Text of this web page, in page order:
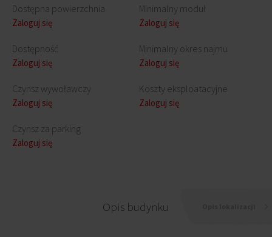
Dostępna powierzchnia
Zaloguj się
Dostępność
Zaloguj się
Czynsz wywoławczy
Zaloguj się
Czynsz za parking
Zaloguj się
Minimalny moduł
Zaloguj się
Minimalny okres najmu
Zaloguj się
Koszty eksploatacyjne
Zaloguj się
Opis budynku